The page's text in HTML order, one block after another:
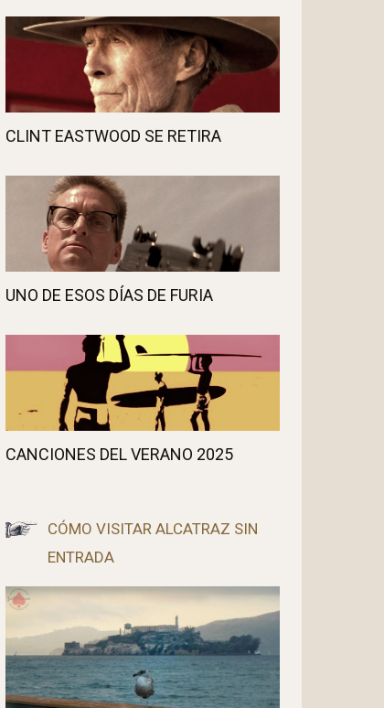
CLINT EASTWOOD SE RETIRA
UNO DE ESOS DÍAS DE FURIA
CANCIONES DEL VERANO 2025
CÓMO VISITAR ALCATRAZ SIN
ENTRADA